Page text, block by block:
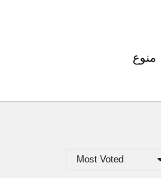
منوع
Most Voted